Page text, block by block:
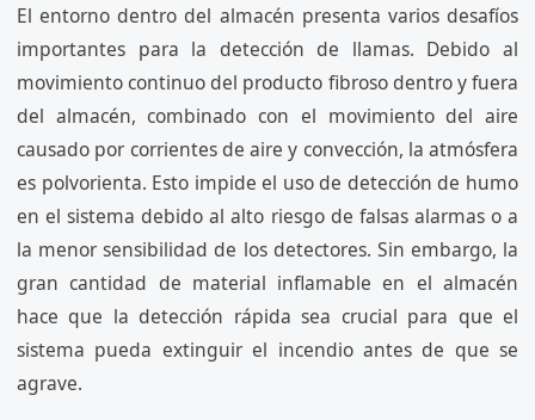
El entorno dentro del almacén presenta varios desafíos
importantes para la detección de llamas. Debido al
movimiento continuo del producto fibroso dentro y fuera
del almacén, combinado con el movimiento del aire
causado por corrientes de aire y convección, la atmósfera
es polvorienta. Esto impide el uso de detección de humo
en el sistema debido al alto riesgo de falsas alarmas o a
la menor sensibilidad de los detectores. Sin embargo, la
gran cantidad de material inflamable en el almacén
hace que la detección rápida sea crucial para que el
sistema pueda extinguir el incendio antes de que se
agrave.